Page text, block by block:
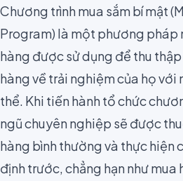
Chương trình mua sắm bí mật (
Program) là một phương pháp
hàng được sử dụng để thu
hàng về trải nghiệm của họ với
thể. Khi tiến hành tổ chức
ngũ chuyên nghiệp sẽ được
hàng bình thường và thực hiện
định trước, chẳng hạn như mua